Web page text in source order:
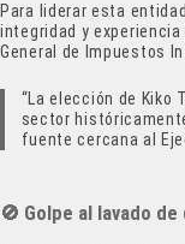
Para liderar esta
integridad y
General de Impuestos
“La elección de Kiko
sector
fuente cercana al
🚫 Golpe al lavado